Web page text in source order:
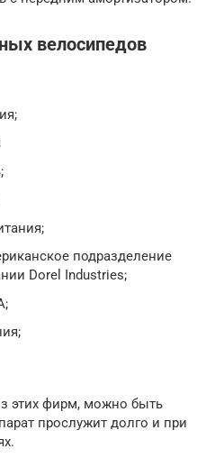
велосипедов
подразделение
Dorel Industries;
этих фирм, можно быть
прослужит долго и при